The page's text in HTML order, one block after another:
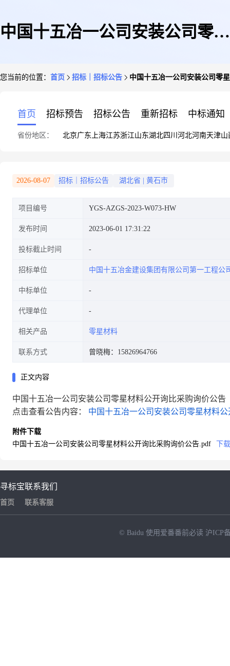
中国十五冶一公司安装公司零星
您当前的位置： 首页 招标｜招标公告 中国十五冶一公司安装公司零
首页 招标预告 招标公告 重新招标 中标通知
省份地区： 北京广东 上海江苏浙江山东湖北四川 河北河南天津山
2026-08-07 招标｜招标公告 湖北省 黄石市
项目编号 YGS-AZGS-2023-W073-HW
发布时间 2023-06-01 17:31:22
投标截止时间
招标单位 中国十五冶金建设集团有限公司第一工程公
中标单位
代理单位
相关产品 零星材料
联系方式 曾晓梅：15826964766
正文内容
中国十五冶一公司安装公司零星材料公开询比采购询价公告
点击查看公告内容：
中国十五冶一公司安装公司零星材料
附件下载
中国十五冶一公司安装公司零星材料公开询比采购询价公告.pdf
下载
寻标宝
首页
联系我们
联系客服
© Baidu 使用爱番番前必读 沪ICP